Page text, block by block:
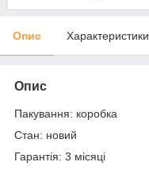
Опис Характеристики
Опис
Пакування: коробка
Стан: новий
Гарантія: 3 місяці